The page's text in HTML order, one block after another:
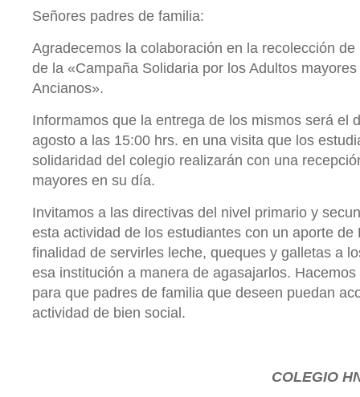
Señores padres de familia:
Agradecemos la colaboración en la recolección
de la «Campaña Solidaria por los Adultos
Ancianos».
Informamos que la entrega de los mismos será el
agosto a las 15:00 hrs. en una visita que los
solidaridad del colegio realizarán con una
mayores en su día.
Invitamos a las directivas del nivel primario y
esta actividad de los estudiantes con un aporte de
finalidad de servirles leche, queques y galletas a
esa institución a manera de agasajarlos.
para que padres de familia que deseen puedan
actividad de bien social.
COLEGIO